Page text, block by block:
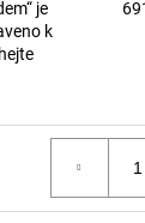
je
k